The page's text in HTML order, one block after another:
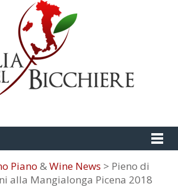
Piano &Wine News > Pieno di
alla Mangialonga Picena 2018